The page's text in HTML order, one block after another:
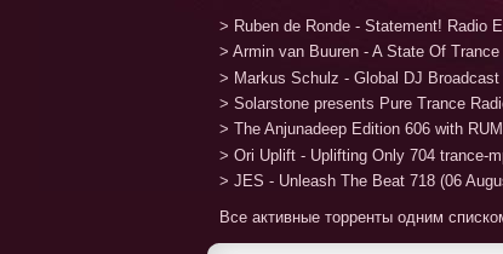
> Ruben de Ronde - Statement! Radio
> Armin van Buuren - A State Of
> Markus Schulz - Global DJ
> Solarstone presents Pure Trance
> The Anjunadeep Edition 606 with
> Ori Uplift - Uplifting Only 704 trance-
> JES - Unleash The Beat 718 (06
Все активные торренты одним